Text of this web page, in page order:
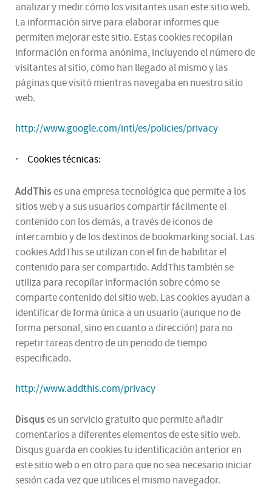
analizar y medir cómo los visitantes usan este sitio web.
La información sirve para elaborar informes que
permiten mejorar este sitio. Estas cookies recopilan
información en forma anónima, incluyendo el número de
visitantes al sitio, cómo han llegado al mismo y las
páginas que visitó mientras navegaba en nuestro sitio
web.
http://www.google.com/intl/es/policies/privacy
· Cookies técnicas:
AddThises una empresa tecnológica que permite a los
sitios web y a sus usuarios compartir fácilmente el
contenido con los demás, a través de iconos de
intercambio y de los destinos de bookmarking social. Las
cookies AddThis se utilizan con el fin de habilitar el
contenido para ser compartido. AddThis también se
utiliza para recopilar información sobre cómo se
comparte contenido del sitio web. Las cookies ayudan a
identificar de forma única a un usuario (aunque no de
forma personal, sino en cuanto a dirección) para no
repetir tareas dentro de un periodo de tiempo
especificado.
http://www.addthis.com/privacy
Disquses un servicio gratuito que permite añadir
comentarios a diferentes elementos de este sitio web.
Disqus guarda en cookies tu identificación anterior en
este sitio web o en otro para que no sea necesario iniciar
sesión cada vez que utilices el mismo navegador.